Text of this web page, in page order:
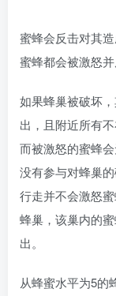
蜜蜂会反击对其
蜜蜂都会被激怒并
如果蜂巢被破坏
出，且附近所有
而被激怒的蜜蜂
没有参与对蜂巢
行走并不会激怒
蜂巢，该巢内的
出。
从蜂蜜水平为5的